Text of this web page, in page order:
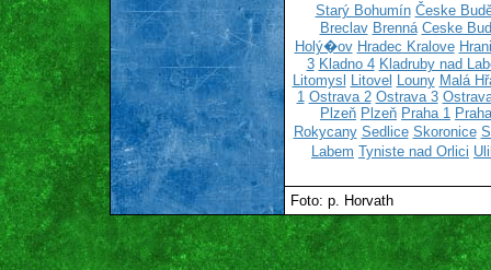
Starý Bohumín Česke
Breclav Brenná Ceske
Holý�ov Hradec Kralove
3 Kladno 4 Kladruby nad
Litomysl
Litovel Louny Malá
1 Ostrava 2 Ostrava 3
Plzeň Plzeň Praha 1
Rokycany Sedlice Skoronice
Labem Tyniste nad Orlici
Foto: p. Horvath